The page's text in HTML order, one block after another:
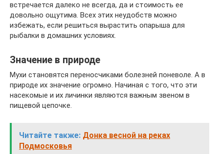
встречается далеко не всегда, да и стоимость ее
довольно ощутима. Всех этих неудобств можно
избежать, если решиться вырастить опарыша для
рыбалки в домашних условиях.
Значение в природе
Мухи становятся переносчиками болезней поневоле. А в
природе их значение огромно. Начиная с того, что эти
насекомые и их личинки являются важным звеном в
пищевой цепочке.
Читайте также: Донка весной на реках
Подмосковья